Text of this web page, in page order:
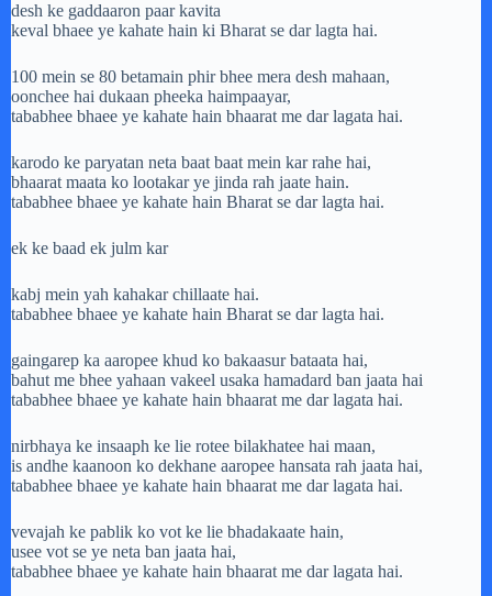
desh ke gaddaaron paar kavita
keval bhaee ye kahate hain ki Bharat se dar lagta hai.
100 mein se 80 betamain phir bhee mera desh mahaan,
oonchee hai dukaan pheeka haimpaayar,
tababhee bhaee ye kahate hain bhaarat me dar lagata hai.
karodo ke paryatan neta baat baat mein kar rahe hai,
bhaarat maata ko lootakar ye jinda rah jaate hain.
tababhee bhaee ye kahate hain Bharat se dar lagta hai.
ek ke baad ek julm kar
kabj mein yah kahakar chillaate hai.
tababhee bhaee ye kahate hain Bharat se dar lagta hai.
gaingarep ka aaropee khud ko bakaasur bataata hai,
bahut me bhee yahaan vakeel usaka hamadard ban jaata hai
tababhee bhaee ye kahate hain bhaarat me dar lagata hai.
nirbhaya ke insaaph ke lie rotee bilakhatee hai maan,
is andhe kaanoon ko dekhane aaropee hansata rah jaata hai,
tababhee bhaee ye kahate hain bhaarat me dar lagata hai.
vevajah ke pablik ko vot ke lie bhadakaate hain,
usee vot se ye neta ban jaata hai,
tababhee bhaee ye kahate hain bhaarat me dar lagata hai.